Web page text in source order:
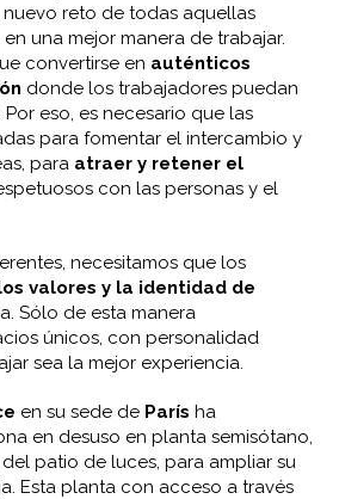
reto de todas aquellas
una mejor manera de trabajar.
convertirse en auténticos
donde los trabajadores puedan
eso, es necesario que las
para fomentar el intercambio y
para atraer y retener el
con las personas y el
necesitamos que los
valores y la identidad de
Sólo de esta manera
únicos, con personalidad
sea la mejor experiencia.
en su sede de París ha
en desuso en planta semisótano,
patio de luces, para ampliar su
Esta planta con acceso a través